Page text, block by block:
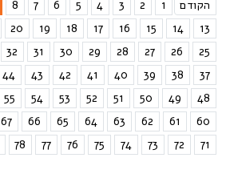
הקודם 1
2
3
4
5
6
7
8
13
14
15
16
17
18
19
20
25
26
27
28
29
30
31
32
37
38
39
40
41
42
43
44
48
49
50
51
52
53
54
55
60
61
62
63
64
65
66
67
71
72
73
74
75
76
77
78